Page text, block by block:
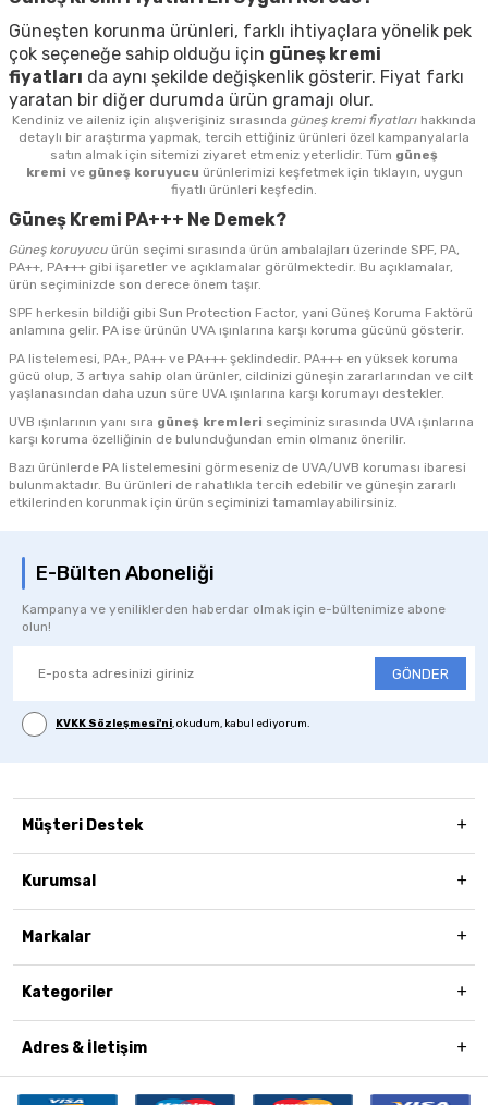
Güneşten korunma ürünleri, farklı ihtiyaçlara yönelik pek
çok seçeneğe sahip olduğu için güneş kremi
fiyatları da aynı şekilde değişkenlik gösterir. Fiyat farkı
yaratan bir diğer durumda ürün gramajı olur.
Kendiniz ve aileniz için alışverişiniz sırasında güneş kremi fiyatları hakkında
detaylı bir araştırma yapmak, tercih ettiğiniz ürünleri özel kampanyalarla
satın almak için sitemizi ziyaret etmeniz yeterlidir. Tüm güneş
kremi ve güneş koruyucu ürünlerimizi keşfetmek için tıklayın, uygun
fiyatlı ürünleri keşfedin.
Güneş Kremi PA+++ Ne Demek?
Güneş koruyucu ürün seçimi sırasında ürün ambalajları üzerinde SPF, PA,
PA++, PA+++ gibi işaretler ve açıklamalar görülmektedir. Bu açıklamalar,
ürün seçiminizde son derece önem taşır.
SPF herkesin bildiği gibi Sun Protection Factor, yani Güneş Koruma Faktörü
anlamına gelir. PA ise ürünün UVA ışınlarına karşı koruma gücünü gösterir.
PA listelemesi, PA+, PA++ ve PA+++ şeklindedir. PA+++ en yüksek koruma
gücü olup, 3 artıya sahip olan ürünler, cildinizi güneşin zararlarından ve cilt
yaşlanasından daha uzun süre UVA ışınlarına karşı korumayı destekler.
UVB ışınlarının yanı sıra güneş kremleri seçiminiz sırasında UVA ışınlarına
karşı koruma özelliğinin de bulunduğundan emin olmanız önerilir.
Bazı ürünlerde PA listelemesini görmeseniz de UVA/UVB koruması ibaresi
bulunmaktadır. Bu ürünleri de rahatlıkla tercih edebilir ve güneşin zararlı
etkilerinden korunmak için ürün seçiminizi tamamlayabilirsiniz.
E-Bülten Aboneliği
Kampanya ve yeniliklerden haberdar olmak için e-bültenimize abone
olun!
GÖNDER
KVKK Sözleşmesi'ni, okudum, kabul ediyorum.
Müşteri Destek
Kurumsal
Markalar
Kategoriler
Adres & İletişim